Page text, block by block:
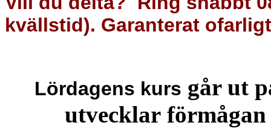
kvällstid). Garanterat
Lördagens kurs går ut
utvecklar